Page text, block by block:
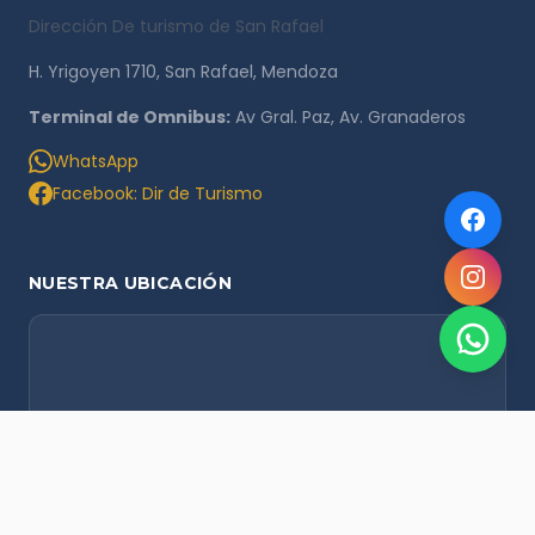
Dirección De turismo de San Rafael
H. Yrigoyen 1710, San Rafael, Mendoza
Terminal de Omnibus: Av Gral. Paz, Av. Granaderos
WhatsApp
Facebook: Dir de Turismo
NUESTRA UBICACIÓN